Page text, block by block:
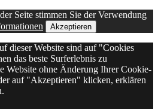
Seite stimmen Sie der Verwendung
Akzeptieren
dieser Website sind auf "Cookies
das beste Surferlebnis zu
Website ohne Änderung Ihrer Cookie-
auf "Akzeptieren" klicken, erklären